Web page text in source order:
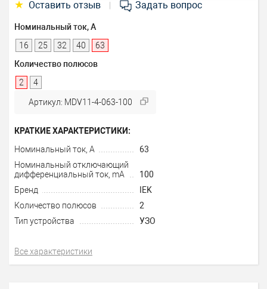
★ Оставить отзыв Задать вопрос
Номинальный ток, А
16
25 32 40
63
Количество полюсов
2
4
Артикул: MDV11-4-063-100
КРАТКИЕ ХАРАКТЕРИСТИКИ:
Номинальный ток, А
63
Номинальный отключающий
дифференциальный ток, mA
100
Бренд
IEK
Количество полюсов
2
Тип устройства
УЗО
Все характеристики